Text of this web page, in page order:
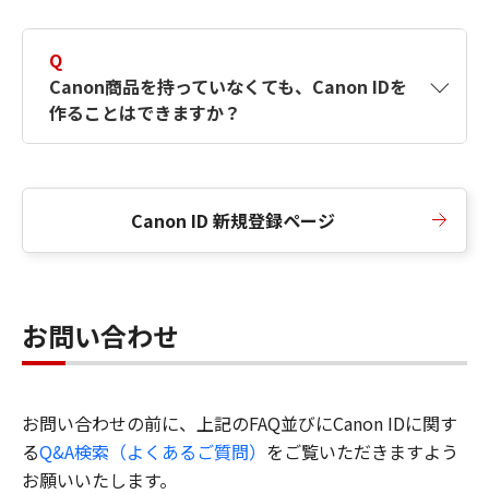
Q
Canon商品を持っていなくても、Canon IDを
作ることはできますか？
Canon ID 新規登録ページ
お問い合わせ
お問い合わせの前に、上記のFAQ並びにCanon IDに関す
るQ&A検索（よくあるご質問） をご覧いただきますよう
お願いいたします。